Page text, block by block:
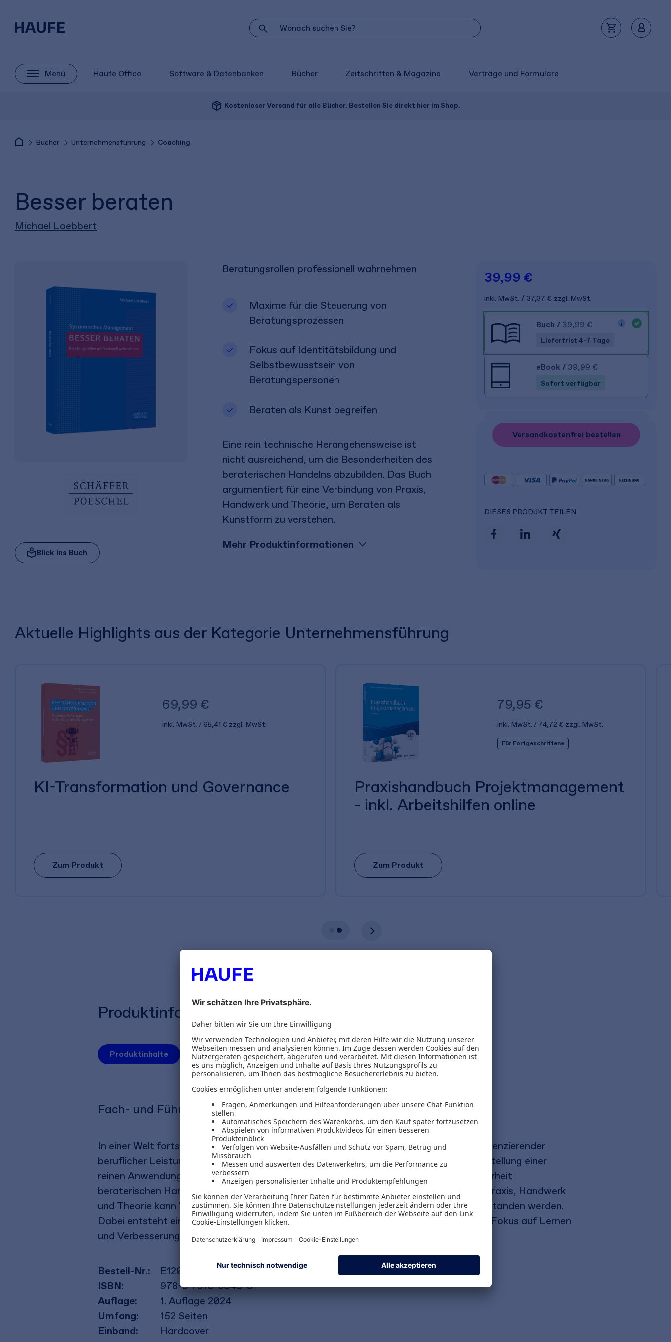
Menü Haufe Office Software & Datenbanken Bücher Zeitschriften & Magazine Verträge und Formulare
package_2 Kostenloser Versand für alle Bücher. Bestellen Sie direkt hier im Shop.
Bücher Unternehmensführung Coaching
Besser beraten
Michael Loebbert
Blick ins Buch
Beratungsrollen professionell wahrnehmen
Maxime für die Steuerung von
Beratungsprozessen
Fokus auf Identitätsbildung und
Selbstbewusstsein von
Beratungspersonen
Beraten als Kunst begreifen
Eine rein technische Herangehensweise ist
nicht ausreichend, um die Besonderheiten des
beraterischen Handelns abzubilden. Das Buch
argumentiert für eine Verbindung von Praxis,
Handwerk und Theorie, um Beraten als
Kunstform zu verstehen.
Mehr Produktinformationen
39,99 €
inkl. MwSt. 37,37 € zzgl. MwSt.
Buch / 39,99 €
Lieferfrist 4-7 Tage
eBook / 39,99 €
Sofort verfügbar
Versandkostenfrei bestellen
DIESES PRODUKT TEILEN
Aktuelle Highlights aus der Kategorie Unternehmensführung
69,99 €
inkl. MwSt. 65,41 € zzgl. MwSt.
KI-Transformation und Governance
Zum Produkt
79,95 €
inkl. MwSt. 74,72 € zzgl. MwSt.
Für Fortgeschrittene
Praxishandbuch Projektmanagement
- inkl. Arbeitshilfen online
Zum Produkt
Produktinformationen
Produktinhalte Autoren Inhaltsverzeichnis
Fach- und Führungskräfte in Beratungsrollen
In einer Welt fortschreitender Komplexität und dementsprechend sich weiter ausdifferenzierender
beruflicher Leistungen wird Beraten immer mehr zur eigenständigen Disziplin. Die Vorstellung einer
reinen Anwendung oder Technik führt nicht zu stimmigen Resultaten, um die Besonderheit
beraterischen Handelns, beraterischer Interaktion abzubilden. In der Verbindung von Praxis, Handwerk
und Theorie kann "Beraten" nach dem klassischen Kanon als "(Handwerks-)Kunst" verstanden werden.
Dabei entsteht ein erneuertes Selbstverständnis für professionelles Beraten, das den Fokus auf Lernen
und Verbesserung setzt.
Bestell-Nr.:
E12073
ISBN:
978-3-7910-6343-0
Auflage:
1. Auflage 2024
Umfang:
152 Seiten
Einband:
Hardcover